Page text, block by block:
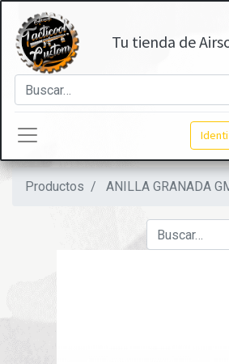
Tu tienda de
Productos ANILLA GRANADA